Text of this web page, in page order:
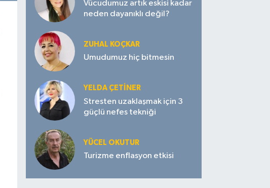
Vücudumuz artık eskisi kadar
neden dayanıklı değil?
ZUHAL KOÇKAR
Umudumuz hiç bitmesin
YELDA ÇETİNER
Stresten uzaklaşmak için 3
güçlü nefes tekniği
YÜCEL OKUTUR
Turizme enflasyon etkisi